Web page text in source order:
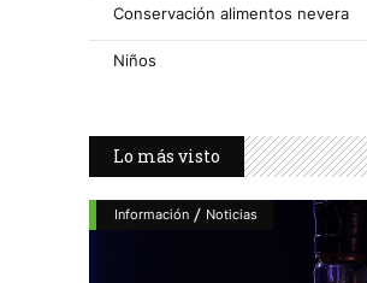
Conservación alimentos nevera
Niños
Lo más visto
Información / Noticias